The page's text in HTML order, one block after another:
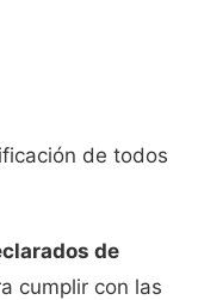
de todos
de
cumplir con las